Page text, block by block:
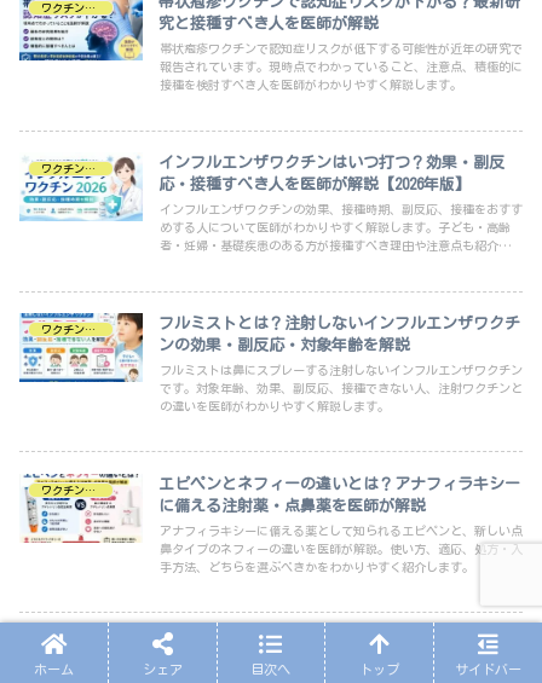
ワクチン・予防医療
究と接種すべき人を医師が解説
帯状疱疹ワクチンで認知症リスクが低下する可能性が近年の研究で
報告されています。現時点でわかっていること、注意点、積極的に
接種を検討すべき人を医師がわかりやすく解説します。
ワクチン・予防医療
インフルエンザワクチンはいつ打つ？効果・副反
応・接種すべき人を医師が解説【2026年版】
インフルエンザワクチンの効果、接種時期、副反応、接種をおすす
めする人について医師がわかりやすく解説します。子ども・高齢
者・妊婦・基礎疾患のある方が接種すべき理由や注意点も紹介しま
ワクチン・予防医療
フルミストとは？注射しないインフルエンザワクチ
ンの効果・副反応・対象年齢を解説
フルミストは鼻にスプレーする注射しないインフルエンザワクチン
です。対象年齢、効果、副反応、接種できない人、注射ワクチンと
の違いを医師がわかりやすく解説します。
ワクチン・予防医療
エピペンとネフィーの違いとは？アナフィラキシー
に備える注射薬・点鼻薬を医師が解説
アナフィラキシーに備える薬として知られるエピペンと、新しい点
鼻タイプのネフィーの違いを医師が解説。使い方、適応、処方・入
手方法、どちらを選ぶべきかをわかりやすく紹介します。
大人の予防接種ガイド｜成人に必要なワクチン一覧
と接種時期【2026年版】
ホーム シェア 目次へ トップ サイドバー